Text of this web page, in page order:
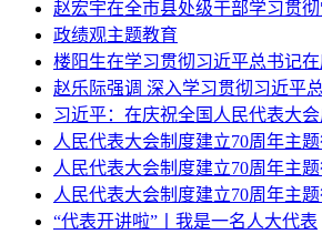
赵宏宇在全市县处级干部学习贯
政绩观主题教育
楼阳生在学习贯彻习近平总书记
赵乐际强调 深入学习贯彻习近平
习近平：在庆祝全国人民代表大会
人民代表大会制度建立70周年主题
人民代表大会制度建立70周年主
人民代表大会制度建立70周年主
“代表开讲啦”丨我是一名人大代表